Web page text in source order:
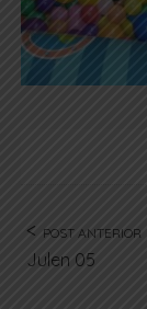
POST ANTERIOR
Julen 05